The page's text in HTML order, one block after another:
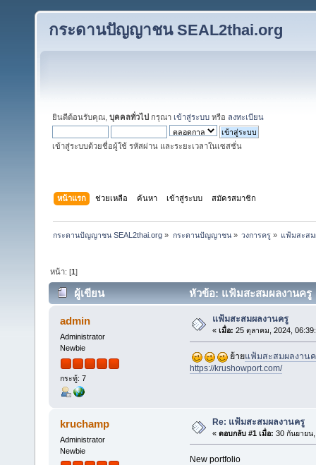
กระดานปัญญาชน SEAL2thai.org
ยินดีต้อนรับคุณ, บุคคลทั่วไป กรุณา เข้าสู่ระบบ หรือ ลงทะเบียน
เข้าสู่ระบบด้วยชื่อผู้ใช้ รหัสผ่าน และระยะเวลาในเซสชั่น
หน้าแรก ช่วยเหลือ ค้นหา เข้าสู่ระบบ สมัครสมาชิก
กระดานปัญญาชน SEAL2thai.org » กระดานปัญญาชน» วงการครู» แฟ้มสะสม
หน้า: [1]
ผู้เขียน หัวข้อ: แฟ้มสะสมผลงานครู
admin
Administrator
Newbie
กระทู้: 7
แฟ้มสะสมผลงานครู
« เมื่อ: 25 ตุลาคม, 2024,
ย้ายแฟ้มสะสมผลงาน
https://krushowport.com/
kruchamp
Administrator
Newbie
Re: แฟ้มสะสมผลงานครู
« ตอบกลับ #1 เมื่อ: 30 กันยายน
New portfolio